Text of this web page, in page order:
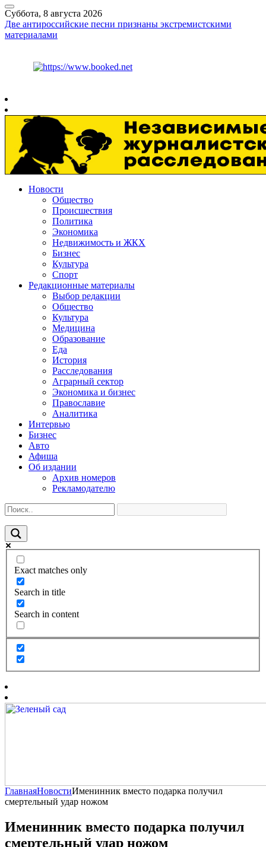
Суббота, 8 августа 2026
Две антироссийские песни признаны экстремистскими
материалами
Новости
Общество
Происшествия
Политика
Экономика
Недвижимость и ЖКХ
Бизнес
Культура
Спорт
Редакционные материалы
Выбор редакции
Общество
Культура
Медицина
Образование
Еда
История
Расследования
Аграрный сектор
Экономика и бизнес
Православие
Аналитика
Интервью
Бизнес
Авто
Афиша
Об издании
Архив номеров
Рекламодателю
Exact matches only
Search in title
Search in content
ГлавнаяНовостиИменинник вместо подарка получил
смертельный удар ножом
Именинник вместо подарка получил
смертельный удар ножом